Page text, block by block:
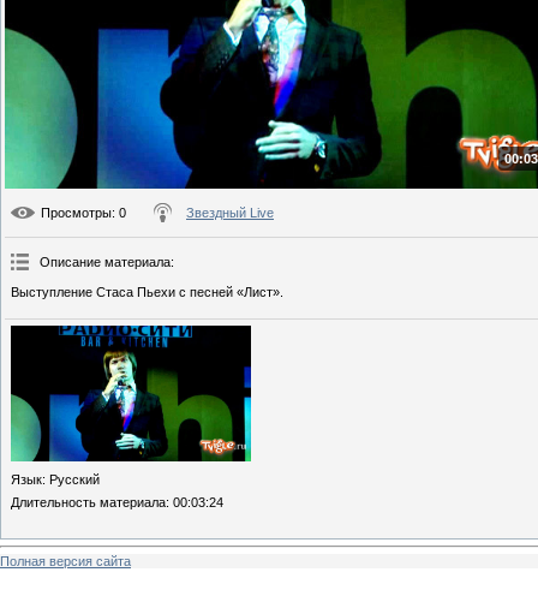
Просмотры: 0 Звездный Live
Описание материала:
Выступление Стаса Пьехи с песней «Лист».
Язык: Русский
Длительность материала: 00:03:24
Полная версия сайта